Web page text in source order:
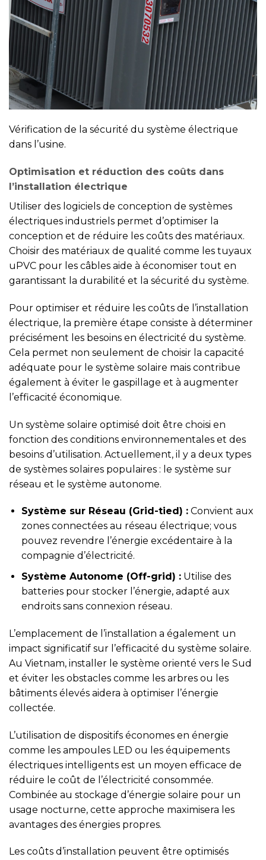
Vérification de la sécurité du système électrique
dans l’usine.
Optimisation et réduction des coûts dans
l’installation électrique
Utiliser des logiciels de conception de systèmes
électriques industriels permet d’optimiser la
conception et de réduire les coûts des matériaux.
Choisir des matériaux de qualité comme les tuyaux
uPVC pour les câbles aide à économiser tout en
garantissant la durabilité et la sécurité du système.
Pour optimiser et réduire les coûts de l’installation
électrique, la première étape consiste à déterminer
précisément les besoins en électricité du système.
Cela permet non seulement de choisir la capacité
adéquate pour le système solaire mais contribue
également à éviter le gaspillage et à augmenter
l’efficacité économique.
Un système solaire optimisé doit être choisi en
fonction des conditions environnementales et des
besoins d’utilisation. Actuellement, il y a deux types
de systèmes solaires populaires : le système sur
réseau et le système autonome.
Système sur Réseau (Grid-tied) :Convient aux
zones connectées au réseau électrique; vous
pouvez revendre l’énergie excédentaire à la
compagnie d’électricité.
Système Autonome (Off-grid) :Utilise des
batteries pour stocker l’énergie, adapté aux
endroits sans connexion réseau.
L’emplacement de l’installation a également un
impact significatif sur l’efficacité du système solaire.
Au Vietnam, installer le système orienté vers le Sud
et éviter les obstacles comme les arbres ou les
bâtiments élevés aidera à optimiser l’énergie
collectée.
L’utilisation de dispositifs économes en énergie
comme les ampoules LED ou les équipements
électriques intelligents est un moyen efficace de
réduire le coût de l’électricité consommée.
Combinée au stockage d’énergie solaire pour un
usage nocturne, cette approche maximisera les
avantages des énergies propres.
Les coûts d’installation peuvent être optimisés